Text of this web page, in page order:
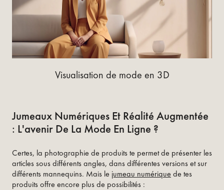
Visualisation de mode en 3D
Jumeaux Numériques Et Réalité Augmentée
: L'avenir De La Mode En Ligne ?
Certes, la photographie de produits te permet de présenter les
articles sous différents angles, dans différentes versions et sur
différents mannequins. Mais le jumeau numérique de tes
produits offre encore plus de possibilités :